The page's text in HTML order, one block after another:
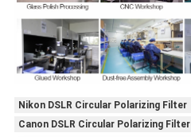
Nikon DSLR Circular Polarizing Filter
Canon DSLR Circular Polarizing Filter